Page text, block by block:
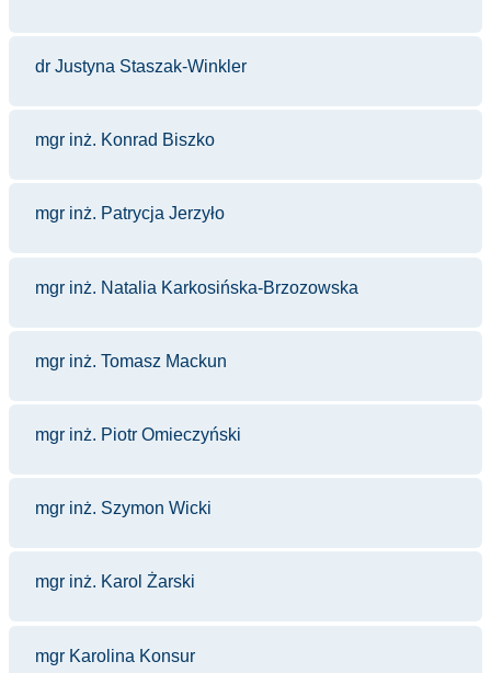
dr Justyna Staszak-Winkler
mgr inż. Konrad Biszko
mgr inż. Patrycja Jerzyło
mgr inż. Natalia Karkosińska-Brzozowska
mgr inż. Tomasz Mackun
mgr inż. Piotr Omieczyński
mgr inż. Szymon Wicki
mgr inż. Karol Żarski
mgr Karolina Konsur